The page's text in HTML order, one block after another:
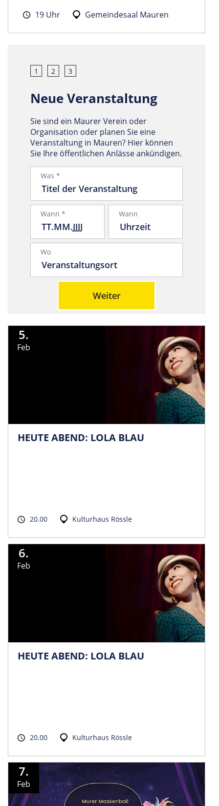
19 Uhr Gemeindesaal Mauren
1 2 3
Neue Veranstaltung
Sie sind ein Maurer Verein oder
Organisation oder planen Sie eine
Veranstaltung in Mauren? Hier können
Sie Ihre öffentlichen Anlässe ankündigen.
Was *
Wann * Wann
Wo
Weiter
5.
Feb
HEUTE ABEND: LOLA BLAU
20.00 Kulturhaus Rössle
6.
Feb
HEUTE ABEND: LOLA BLAU
20.00 Kulturhaus Rössle
7.
Feb